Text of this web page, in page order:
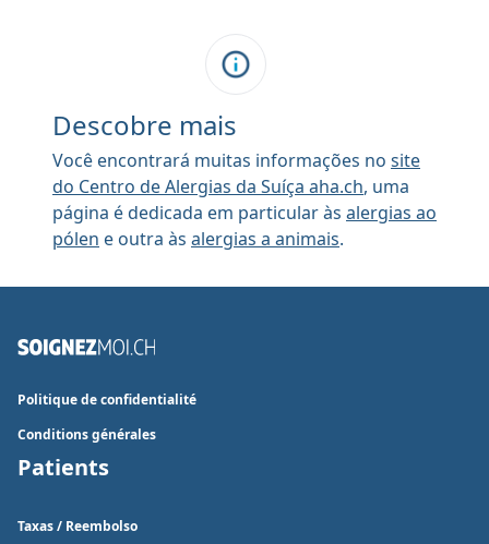
Descobre mais
Você encontrará muitas informações no site
do Centro de Alergias da Suíça aha.ch, uma
página é dedicada em particular às alergias ao
pólen e outra às alergias a animais.
Politique de confidentialité
Conditions générales
Patients
Taxas / Reembolso